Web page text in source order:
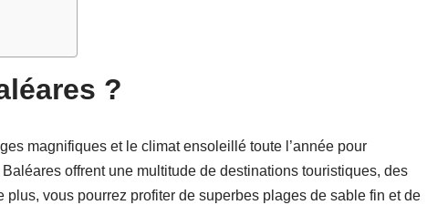
?
magnifiques et le climat ensoleillé toute l’année pour
offrent une multitude de destinations touristiques, des
vous pourrez profiter de superbes plages de sable fin et de